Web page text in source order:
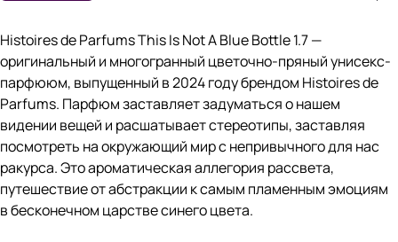
Histoires de Parfums This Is Not A Blue Bottle 1.7 —
оригинальный и многогранный цветочно-пряный унисекс-
парфююм, выпущенный в 2024 году брендом Histoires de
Parfums. Парфюм заставляет задуматься о нашем
видении вещей и расшатывает стереотипы, заставляя
посмотреть на окружающий мир с непривычного для нас
ракурса. Это ароматическая аллегория рассвета,
путешествие от абстракции к самым пламенным эмоциям
в бесконечном царстве синего цвета.